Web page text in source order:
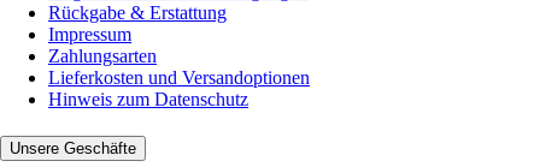
Rückgabe & Erstattung
Impressum
Zahlungsarten
Lieferkosten und Versandoptionen
Hinweis zum Datenschutz
Unsere Geschäfte